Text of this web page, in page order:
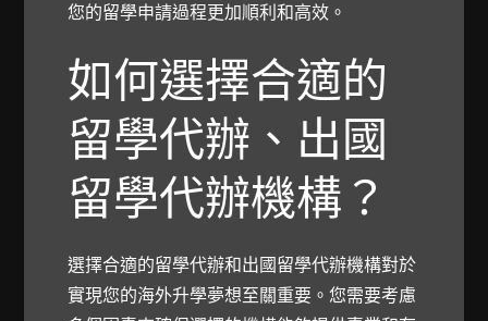
您的留學申請過程更加順利和高效。
如何選擇合適的
留學代辦、出國
留學代辦機構？
選擇合適的留學代辦和出國留學代辦機構對於
實現您的海外升學夢想至關重要。您需要考慮